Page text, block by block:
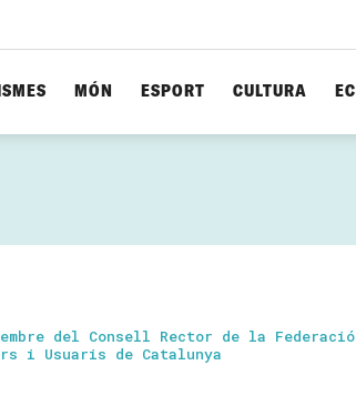
MÓN ESPORT CULTURA
del Consell Rector de la
i Usuaris de Catalunya